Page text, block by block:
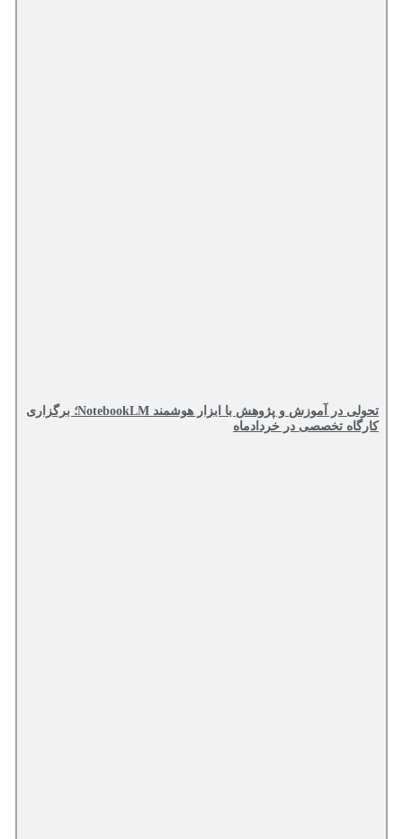
تحولی در آموزش و پژوهش با ابزار هوشمند NotebookLM؛ برگزاری
کارگاه تخصصی در خردادماه